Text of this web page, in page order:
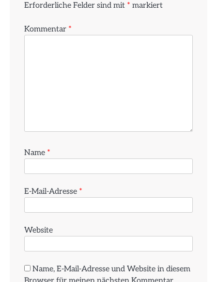
Erforderliche Felder sind mit * markiert
Kommentar *
Name *
E-Mail-Adresse *
Website
Name, E-Mail-Adresse und Website in diesem